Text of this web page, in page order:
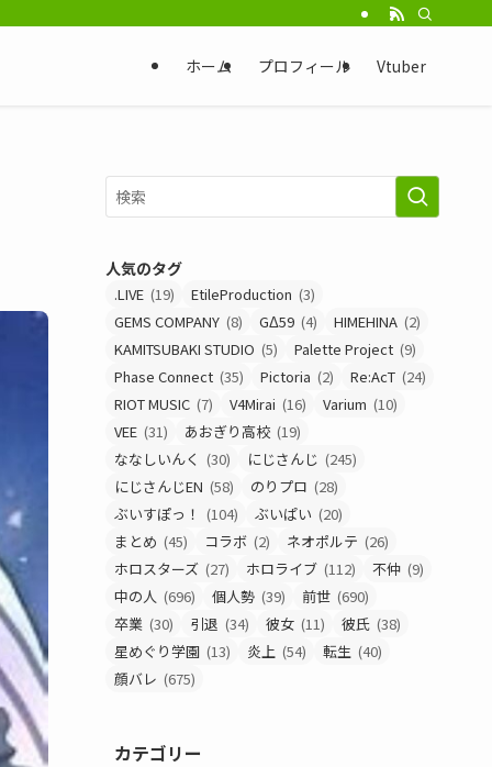
ホーム プロフィール Vtuber
人気のタグ
.LIVE (19) EtileProduction (3)
GEMS COMPANY (8) GΔ59 (4) HIMEHINA (2)
KAMITSUBAKI STUDIO (5) Palette Project (9)
Phase Connect (35) Pictoria (2) Re:AcT (24)
RIOT MUSIC (7) V4Mirai (16) Varium (10)
VEE (31) あおぎり高校 (19)
ななしいんく (30) にじさんじ (245)
にじさんじEN (58) のりプロ (28)
ぶいすぽっ！
(104) ぶいぱい (20)
まとめ (45) コラボ (2) ネオポルテ (26)
ホロスターズ (27) ホロライブ (112) 不仲 (9)
中の人 (696) 個人勢 (39) 前世 (690)
卒業 (30) 引退 (34) 彼女 (11) 彼氏 (38)
星めぐり学園 (13) 炎上 (54) 転生 (40)
顔バレ (675)
カテゴリー